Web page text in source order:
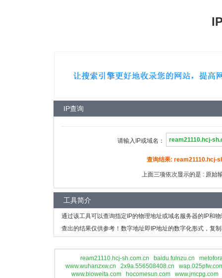
IP查询
请输入IP或域名：
查询结果: ream21110.hcj-
上面三项依次显示的是 : 原始
工具简介
通过该工具可以查询指定IP的物理地址或域名服务器的IP和
查出的结果仅供参考！数字地址即IP地址的数字化形式，复
ream21110.hcj-sh.com.cn baidu.fulnzu.cn
www.wuhanzxw.cn
2x9a.556508408.cn
www.bioweita.com
hocomesun.com
www.jmcpg.com